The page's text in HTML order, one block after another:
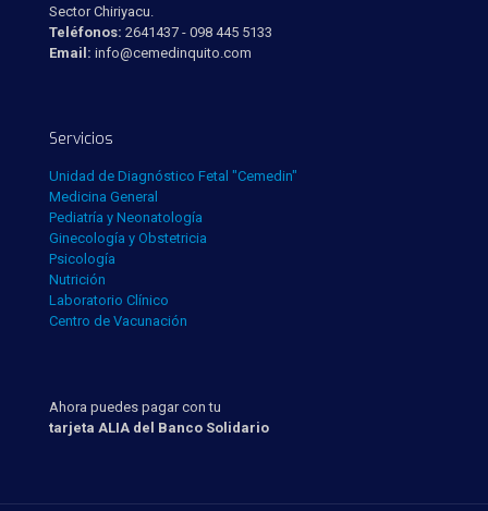
Sector Chiriyacu.
Teléfonos: 2641437 - 098 445 5133
Email: info@cemedinquito.com
Servicios
Unidad de Diagnóstico Fetal "Cemedin"
Medicina General
Pediatría y Neonatología
Ginecología y Obstetricia
Psicología
Nutrición
Laboratorio Clínico
Centro de Vacunación
Ahora puedes pagar con tu
tarjeta ALIA del Banco Solidario